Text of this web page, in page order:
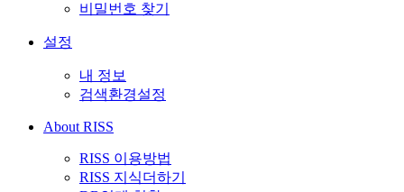
비밀번호 찾기
설정
내 정보
검색환경설정
About RISS
RISS 이용방법
RISS 지식더하기